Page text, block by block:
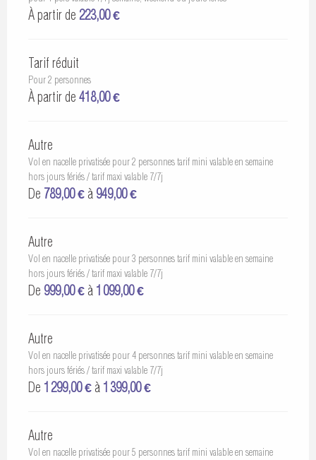
À partir de 223,00 €
Tarif réduit
Pour 2 personnes
À partir de 418,00 €
Autre
Vol en nacelle privatisée pour 2 personnes tarif mini valable en semaine
hors jours fériés / tarif maxi valable 7/7j
De 789,00 € à 949,00 €
Autre
Vol en nacelle privatisée pour 3 personnes tarif mini valable en semaine
hors jours fériés / tarif maxi valable 7/7j
De 999,00 € à 1 099,00 €
Autre
Vol en nacelle privatisée pour 4 personnes tarif mini valable en semaine
hors jours fériés / tarif maxi valable 7/7j
De 1 299,00 € à 1 399,00 €
Autre
Vol en nacelle privatisée pour 5 personnes tarif mini valable en semaine